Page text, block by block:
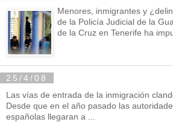
Menores, inmigrantes y
de la Policía Judicial de la
de la Cruz en Tenerife ha
25/4/08
Las vías de entrada de la inmigración
Desde que en el año pasado las
españolas llegaran a ...